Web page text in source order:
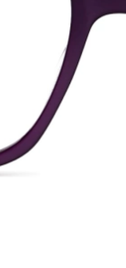
Glasbreite